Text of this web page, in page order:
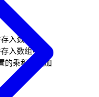
入数组中
入数组中
的乘积并累加